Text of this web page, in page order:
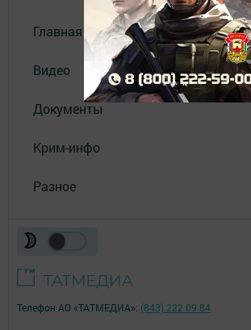
Главная
Видео
Документы
Крим-инфо
Разное
Телефон АО «ТАТМЕДИА»: (843) 222 09 84